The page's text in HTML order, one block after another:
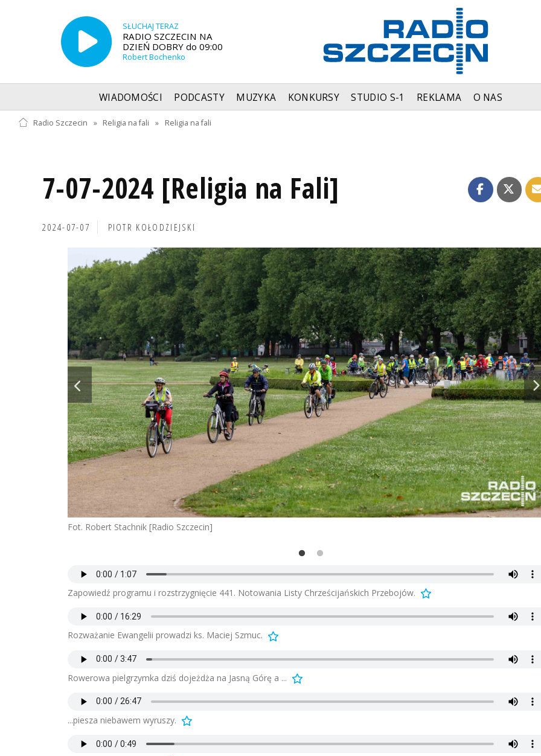
SŁUCHAJ TERAZ
RADIO SZCZECIN NA
DZIEŃ DOBRY do 09:00
Robert Bochenko
WIADOMOŚCI PODCASTY MUZYKA KONKURSY STUDIO S-1 REKLAMA O NAS
Radio Szczecin » Religia na fali » Religia na fali
7-07-2024 [Religia na Fali]
2024-07-07 PIOTR KOŁODZIEJSKI
Fot. Robert Stachnik [Radio Szczecin]
Zapowiedź programu i rozstrzygnięcie 441. Notowania Listy Chrześcijańskich Przebojów.
Rozważanie Ewangelii prowadzi ks. Maciej Szmuc.
Rowerowa pielgrzymka dziś dojeżdża na Jasną Górę a ...
...piesza niebawem wyruszy.